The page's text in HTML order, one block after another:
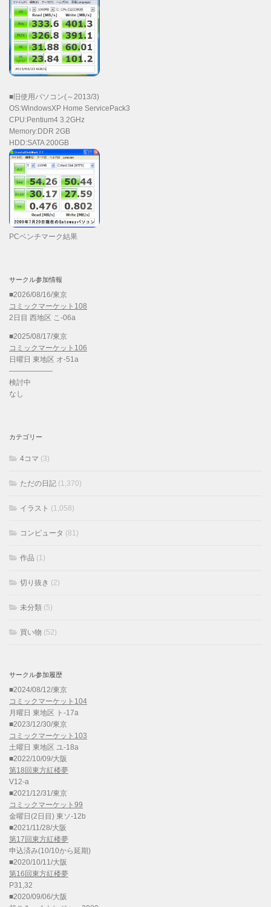
■旧使用パソコン(～2013/3)
OS:WindowsXP Home ServicePack3
CPU:Pentium4 3.2GHz
Memory:DDR 2GB
HDD:SATA 200GB
PCベンチマーク結果
サークル参加情報
■2026/08/16/東京
コミックマーケット108
2日目 西地区 こ-06a
■2025/08/17/東京
コミックマーケット106
日曜日 東地区 オ-51a
——————
検討中
なし
カテゴリー
4コマ (3)
ただの日記 (1,370)
イラスト (1,058)
コンピュータ (81)
作品 (1)
切り抜き (2)
未分類 (5)
買い物 (52)
サークル参加履歴
■2024/08/12/東京
コミックマーケット104
月曜日 東地区 ト-17a
■2023/12/30/東京
コミックマーケット103
土曜日 東地区 ユ-18a
■2022/10/09/大阪
第18回東方紅楼夢
V12-a
■2021/12/31/東京
コミックマーケット99
金曜日(2日目) 東ソ-12b
■2021/11/28/大阪
第17回東方紅楼夢
申込済み(10/10から延期)
■2020/10/11/大阪
第16回東方紅楼夢
P31,32
■2020/09/06/大阪